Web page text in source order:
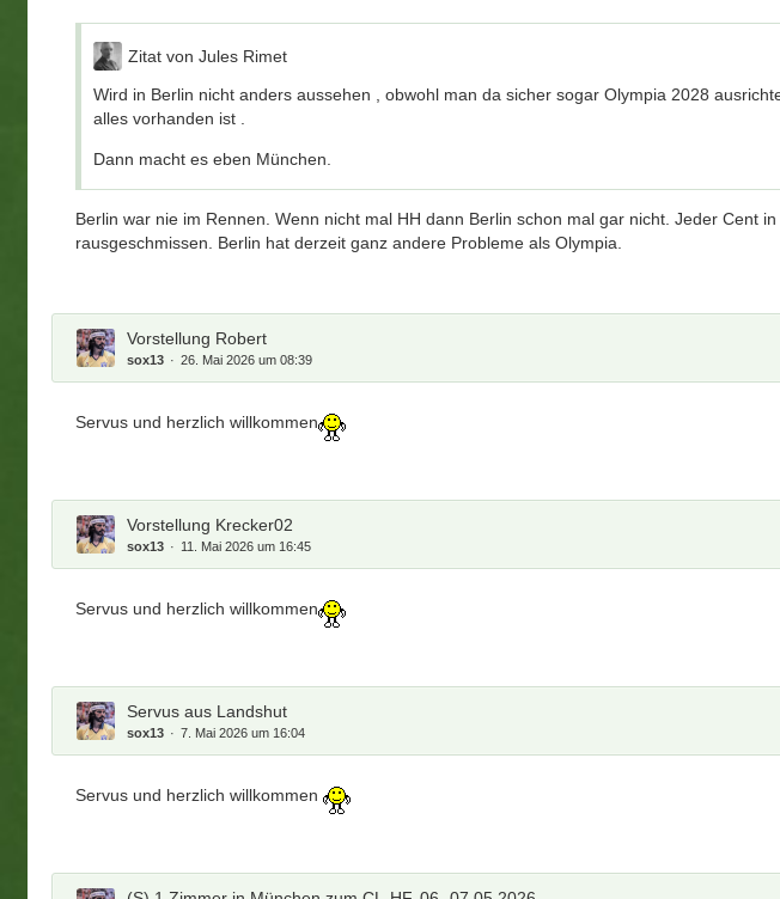
Da magst Du Recht haben. Und einen besseren Einblick, Berlin betreffend, dürftest Du
Aber das mit den "anderen Problemen" klingt dennoch wie ein Totschlagargument, dass
Großveranstaltung und vermutlich auch auf so ziemlich jede andere Bewerberstadt
Zitat von Jules Rimet
Wird in Berlin nicht anders aussehen , obwohl man da sicher sogar Olympia 2028
alles vorhanden ist .
Dann macht es eben München.
Berlin war nie im Rennen. Wenn nicht mal HH dann Berlin schon mal gar nicht. Jeder Cent
rausgeschmissen. Berlin hat derzeit ganz andere Probleme als Olympia.
Vorstellung Robert
sox13 26. Mai 2026 um 08:39
Servus und herzlich willkommen
Vorstellung Krecker02
sox13 11. Mai 2026 um 16:45
Servus und herzlich willkommen
Servus aus Landshut
sox13 7. Mai 2026 um 16:04
Servus und herzlich willkommen